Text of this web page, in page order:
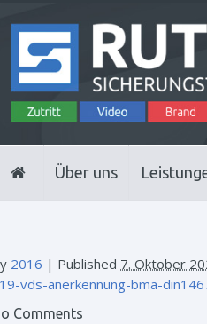
Über uns
2016 | Published 7. Oktober
vds-anerkennung-bma-
Comments